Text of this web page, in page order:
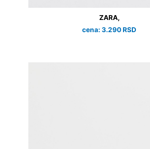
ZARA,
cena: 3.290 RSD